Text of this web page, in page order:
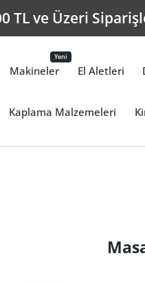
TL ve Üzeri
Makineler
Yeni
El Aletleri
Kaplama Malzemeleri